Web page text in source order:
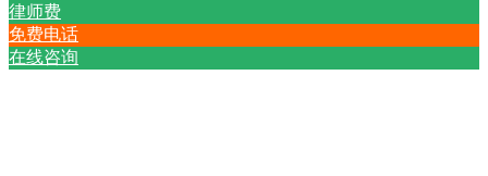
律师费
免费电话
在线咨询